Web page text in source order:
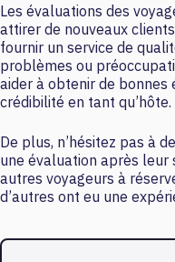
Les évaluations des
attirer de nouveaux
fournir un service de
problèmes ou
aider à obtenir de
crédibilité en tant qu’hôte.
De plus, n’hésitez pas à
une évaluation après leur
autres voyageurs à
d’autres ont eu une